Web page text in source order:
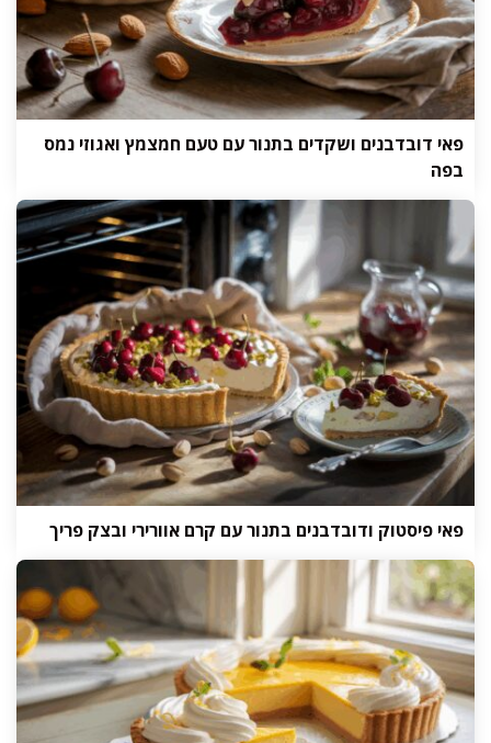
פאי דובדבנים ושקדים בתנור עם טעם חמצמץ ואגוזי נמס
בפה
פאי פיסטוק ודובדבנים בתנור עם קרם אוורירי ובצק פריך